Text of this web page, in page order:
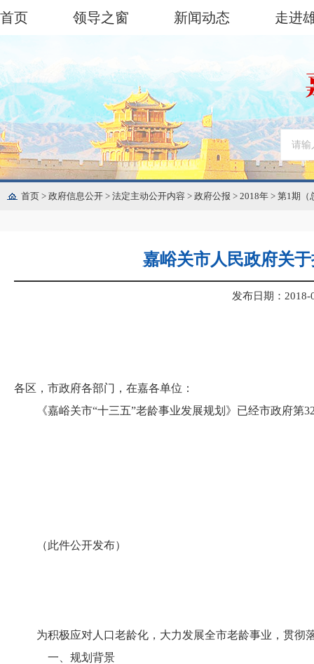
首页 领导之窗 新闻动态 走进
首页 > 政府信息公开 > 法定主动公开内容 > 政府公报 > 2018年 > 第1期（
嘉峪关市人民政府关
发布日期：2018-
各区，市政府各部门，在嘉各单位：
《嘉峪关市“十三五”老龄事业发展规划》已经市政府第
（此件公开发布）
为积极应对人口老龄化，大力发展全市老龄事业，贯彻
一、规划背景